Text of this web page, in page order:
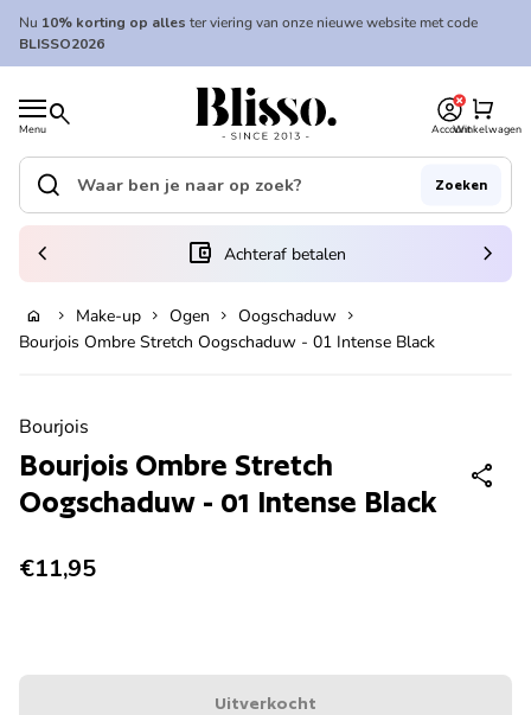
Uitverkocht
Overslaan naar inhoud
Nu 10% korting op alles ter viering van onze nieuwe website met code
BLISSO2026
Menu search
Home
AccountWinkelwagen
shopping_cart
Home
Zoek op"
search Zoeken
(link opent in nieuw tabblad/venster)
account_balance_wallet Achteraf betalen
chevron_left chevron_right
home chevron_right Make-up chevron_right Ogen chevron_right Oogschaduw chevron_right
Bourjois Ombre Stretch Oogschaduw - 01 Intense Black
Bourjois
Bourjois Ombre Stretch
Oogschaduw - 01 Intense Black
share
Normale prijs
€11,95
Uitverkocht